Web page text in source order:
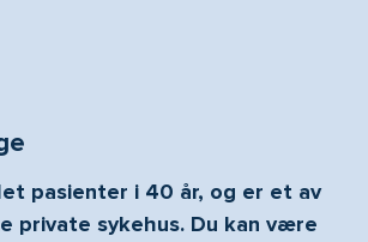
pasienter i 40 år, og er et av
private sykehus. Du kan være